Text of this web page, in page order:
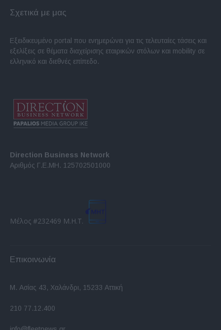
Σχετικά με μας
Εξειδικευμένο portal που ενημερώνει για τις τελευταίες τάσεις και
εξελίξεις σε θέματα διαχείρισης εταιρικών στόλων και mobility σε
ελληνικό και διεθνές επίπεδο.
Direction Business Network
Αριθμός Γ.Ε.ΜΗ. 125702501000
Μέλος #232469 Μ.Η.Τ.
Επικοινωνία
Μ. Ασίας 43, Χαλάνδρι, 15233 Αττική
210 77.12.400